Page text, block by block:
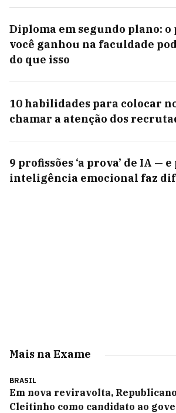
Diploma em segundo plano:
você ganhou na faculdade
do que isso
10 habilidades para colocar
chamar a atenção dos
9 profissões ‘a prova’ de IA —
inteligência emocional faz
Mais na Exame
BRASIL
Em nova reviravolta,
Cleitinho como candidato ao